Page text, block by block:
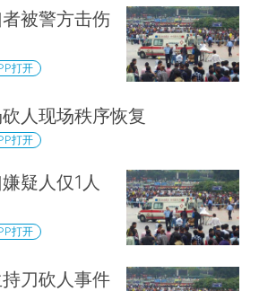
被警方击伤
打开
人现场秩序恢复
打开
疑人仅1人
打开
刀砍人事件